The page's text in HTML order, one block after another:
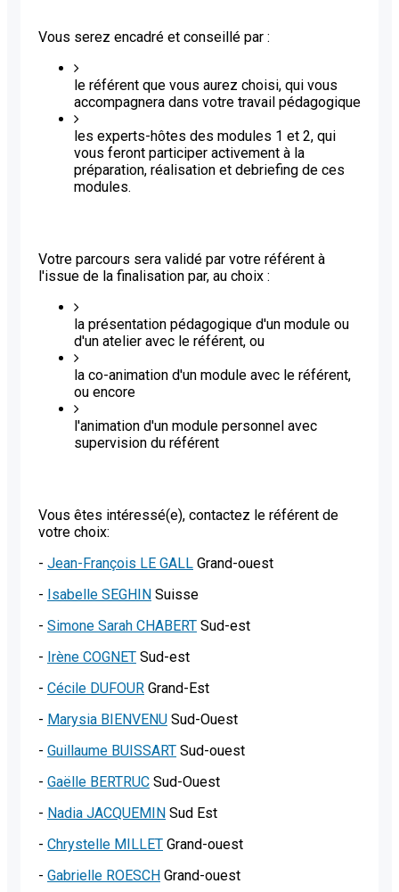
Vous serez encadré et conseillé par :
le référent que vous aurez choisi, qui vous
accompagnera dans votre travail pédagogique
les experts-hôtes des modules 1 et 2, qui
vous feront participer activement à la
préparation, réalisation et debriefing de ces
modules.
Votre parcours sera validé par votre référent à
l'issue de la finalisation par, au choix :
la présentation pédagogique d'un module ou
d'un atelier avec le référent, ou
la co-animation d'un module avec le référent,
ou encore
l'animation d'un module personnel avec
supervision du référent
Vous êtes intéressé(e), contactez le référent de
votre choix:
- Jean-François LE GALL Grand-ouest
- Isabelle SEGHIN Suisse
- Simone Sarah CHABERT Sud-est
- Irène COGNET Sud-est
- Cécile DUFOUR Grand-Est
- Marysia BIENVENU Sud-Ouest
- Guillaume BUISSART Sud-ouest
- Gaëlle BERTRUC Sud-Ouest
- Nadia JACQUEMIN Sud Est
- Chrystelle MILLET Grand-ouest
- Gabrielle ROESCH Grand-ouest